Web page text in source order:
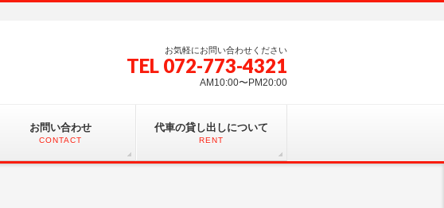
お気軽にお問い合わせください
TEL 072-773-4321
AM10:00〜PM20:00
お問い合わせ
CONTACT
代車の貸し出しについて
RENT